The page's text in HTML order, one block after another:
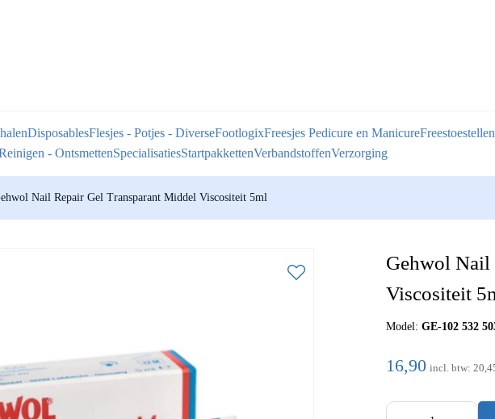
DisposablesFlesjes - Potjes - DiverseFootlogixFreesjes Pedicure en ManicureFreestoestellen
- OntsmettenSpecialisatiesStartpakkettenVerbandstoffenVerzorging
Nail Repair Gel Transparant Middel Viscositeit 5ml
Gehwol Nail
Viscositeit
Model:GE-102 532
16,90 incl. btw: